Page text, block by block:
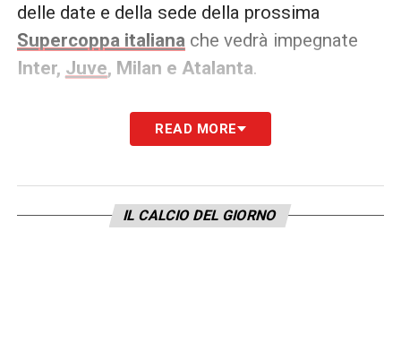
delle date e della sede della prossima
Supercoppa italiana che vedrà impegnate
Inter, Juve, Milan e Atalanta.
Il torneo, che si svolgerà inArabia Saudita
tra il 2 ed il 6 gennaio, porterà infatti al rinvio
gare di Supercoppa sono già previste, non
READ MORE
IL CALCIO DEL GIORNO